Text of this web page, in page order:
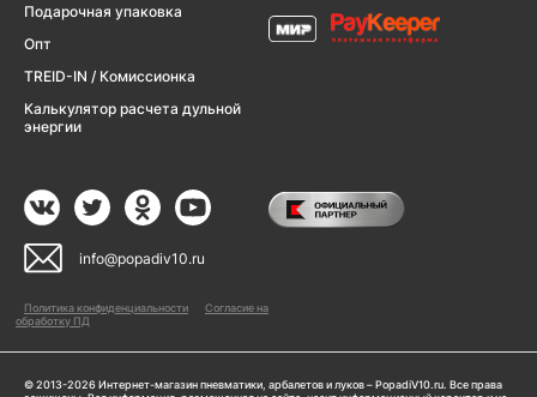
Подарочная упаковка
Опт
TREID-IN / Комиссионка
Калькулятор расчета дульной
энергии
info@popadiv10.ru
Политика конфиденциальности
Согласие на
обработку ПД
© 2013-2026 Интернет-магазин пневматики, арбалетов и луков – PopadiV10.ru. Все права